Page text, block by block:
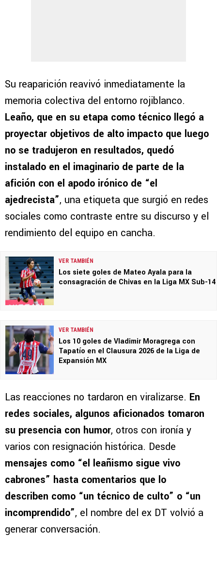
Su reaparición reavivó inmediatamente la
memoria colectiva del entorno rojiblanco.
Leaño, que en su etapa como técnico llegó a
proyectar objetivos de alto impacto que luego
no se tradujeron en resultados, quedó
instalado en el imaginario de parte de la
afición con el apodo irónico de “el
ajedrecista”, una etiqueta que surgió en redes
sociales como contraste entre su discurso y el
rendimiento del equipo en cancha.
VER TAMBIÉN
Los siete goles de Mateo Ayala para la
consagración de Chivas en la Liga MX Sub-14
VER TAMBIÉN
Los 10 goles de Vladimir Moragrega con
Tapatío en el Clausura 2026 de la Liga de
Expansión MX
Las reacciones no tardaron en viralizarse. En
redes sociales, algunos aficionados tomaron
su presencia con humor, otros con ironía y
varios con resignación histórica. Desde
mensajes como “el leañismo sigue vivo
cabrones” hasta comentarios que lo
describen como “un técnico de culto” o “un
incomprendido”, el nombre del ex DT volvió a
generar conversación.